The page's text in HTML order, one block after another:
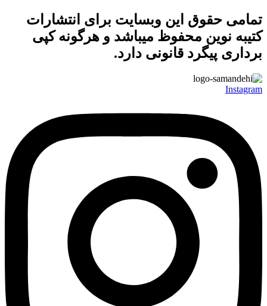
تمامی حقوق این وبسایت برای انتشارات
کتیبه نوین محفوظ میباشد و هرگونه کپی
برداری پیگرد قانونی دارد.
Instagram